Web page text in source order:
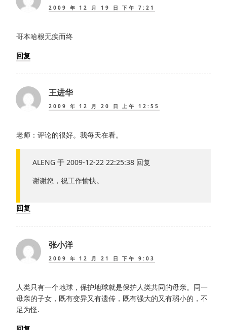
2009 年 12 月 19 日 下午 7:21
哥本哈根无疾而终
回复
王进华
2009 年 12 月 20 日 上午 12:55
老师：评论的很好。我每天在看。
ALENG 于 2009-12-22 22:25:38 回复
谢谢您，祝工作愉快。
回复
张小洋
2009 年 12 月 21 日 下午 9:03
人类只有一个地球，保护地球就是保护人类共同的母亲。同一
母亲的子女，既有变异又有遗传，既有强大的又有弱小的，不
足为怪.